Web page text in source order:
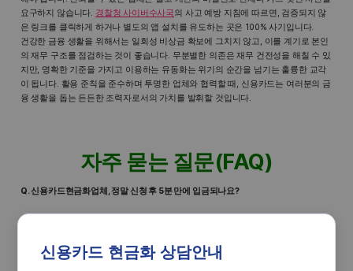
요구하지 않습니다. 경찰청 사이버수사국의 사고 예방 지침에 따르면, 검증되지 않
은 링크를 클릭하게 하거나 별도의 앱 설치를 유도하는 곳은 100% 사기입니다.
건강한 금융 생활을 위해서는 일회성 비상금 확보에 그치지 않고, 이를 계기로 본인
의 재무 구조를 점검하는 것이 좋습니다. 무분별한 의존은 재무 건전성을 해칠 수 있
지만, 명확한 기준을 가지고 이용하는 유동화는 위기의 순간을 넘기는 훌륭한 교각
이 됩니다. 활용 준칙을 준수하며 투명한 업체와 협력할 때, 신용카드는 여러분의 금
융 생활을 돕는 든든한 조력자로서의 가치를 발휘할 것입니다.
자주 묻는 질문(FAQ)
Q. 신용카드현금화업체, 정말 신청 후 5분 만에 입금되나요?
신용카드 현금화 상담안내